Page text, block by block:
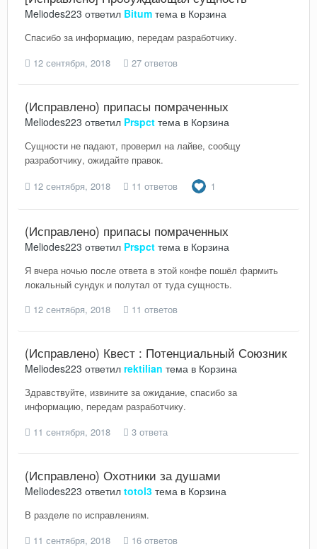
Meliodes223 ответил Bitum тема в Корзина
Спасибо за информацию, передам разработчику.
12 сентября, 2018
27 ответов
(Исправлено) припасы помраченных
Meliodes223 ответил Prspct тема в Корзина
Сущности не падают, проверил на лайве, сообщу
разработчику, ожидайте правок.
12 сентября, 2018
11 ответов 1
(Исправлено) припасы помраченных
Meliodes223 ответил Prspct тема в Корзина
Я вчера ночью после ответа в этой конфе пошёл фармить
локальный сундук и полутал от туда сущность.
12 сентября, 2018
11 ответов
(Исправлено) Квест : Потенциальный Союзник
Meliodes223 ответил rektilian тема в Корзина
Здравствуйте, извините за ожидание, спасибо за
информацию, передам разработчику.
11 сентября, 2018
3 ответа
(Исправлено) Охотники за душами
Meliodes223 ответил totol3 тема в Корзина
В разделе по исправлениям.
11 сентября, 2018
16 ответов